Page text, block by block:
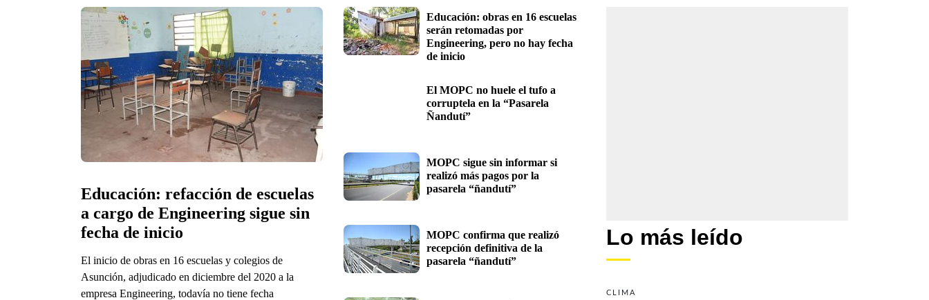
Educación: refacción de escuelas
a cargo de Engineering sigue sin
fecha de inicio
El inicio de obras en 16 escuelas y colegios de
Asunción, adjudicado en diciembre del 2020 a la
empresa Engineering, todavía no tiene fecha
Educación: obras en 16 escuelas
serán retomadas por
Engineering, pero no hay fecha
de inicio
El MOPC no huele el tufo a
corruptela en la “Pasarela
Ñandutí”
MOPC sigue sin informar si
realizó más pagos por la
MOPC confirma que realizó
recepción definitiva de la
pasarela “ñandutí”
Lo más leído
CLIMA